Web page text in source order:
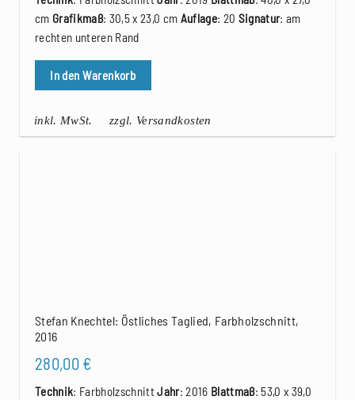
cm Grafikmaß: 30,5 x 23,0 cm Auflage: 20 Signatur: am
rechten unteren Rand
In den Warenkorb
inkl. MwSt. zzgl. Versandkosten
Stefan Knechtel: Östliches Taglied, Farbholzschnitt,
2016
280,00 €
Technik: FarbholzschnittJahr: 2016 Blattmaß: 53,0 x 39,0